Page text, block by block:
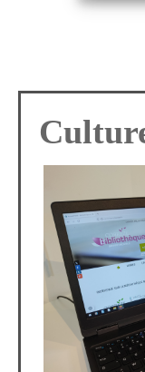
2027